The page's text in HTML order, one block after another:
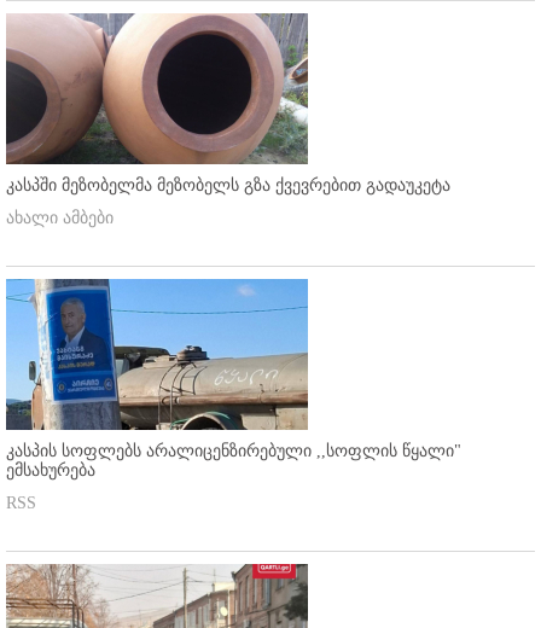
კასპში მეზობელმა მეზობელს გზა ქვევრებით გადაუკეტა
ახალი ამბები
კასპის სოფლებს არალიცენზირებული ,,სოფლის წყალი"
ემსახურება
RSS